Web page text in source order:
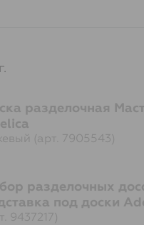
разделочная
(арт. 7905543)
разделочных
под доски
9437217)